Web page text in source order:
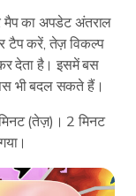
मैप का अपडेट अंतराल
टैप करें, तेज़ विकल्प
देता है। इसमें बस
भी बदल सकते हैं।
(तेज़)। 2 मिनट